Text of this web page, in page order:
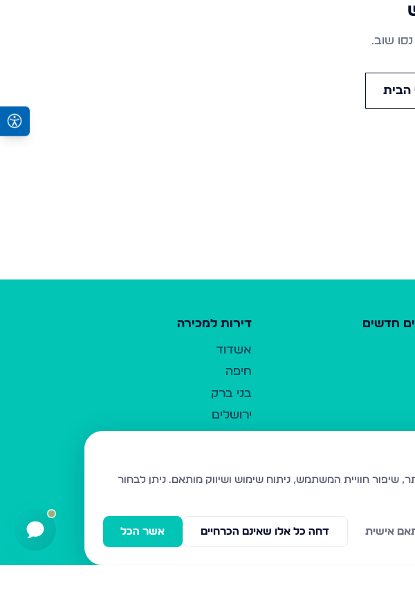
שוב.
הבית
חדשים דירות למכירה
אשדוד
חיפה
בני ברק
ירושלים
בית שמש
ביתר עילית
ניתן לבחור
אשר הכל דחה כל אלו שאינם הכרחיים אישית